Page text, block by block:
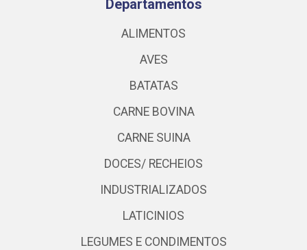
Departamentos
ALIMENTOS
AVES
BATATAS
CARNE BOVINA
CARNE SUINA
DOCES/ RECHEIOS
INDUSTRIALIZADOS
LATICINIOS
LEGUMES E CONDIMENTOS